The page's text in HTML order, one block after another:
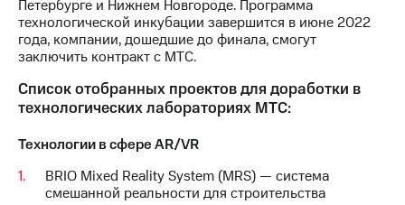
Контроль
и
аудит
Рынок
акций
Описание
Программа
приобретения
Порядок
выкупа
Петербурге и Нижнем Новгороде. Программа
технологической инкубации завершится в июне 2022
года, компании, дошедшие до финала, смогут
заключить контракт с МТС.
Список отобранных проектов для доработки в
технологических лабораториях МТС:
Технологии в сфере AR/VR
BRIO Mixed Reality System (MRS) — система
смешанной реальности для строительства